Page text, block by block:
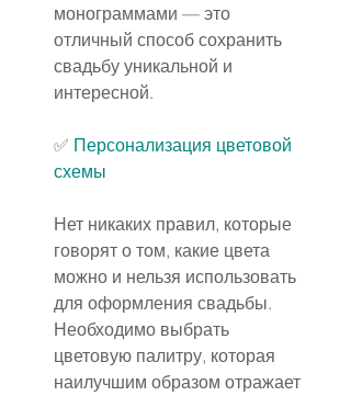
монограммами — это
отличный способ сохранить
свадьбу уникальной и
интересной.
✅ Персонализация цветовой
схемы
Нет никаких правил, которые
говорят о том, какие цвета
можно и нельзя использовать
для оформления свадьбы.
Необходимо выбрать
цветовую палитру, которая
наилучшим образом отражает